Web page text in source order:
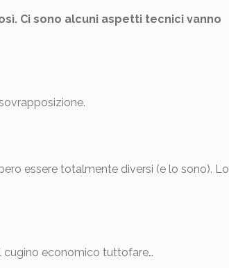
Ci sono alcuni aspetti tecnici vanno
essere totalmente diversi (e lo sono). Lo
cugino economico tuttofare…